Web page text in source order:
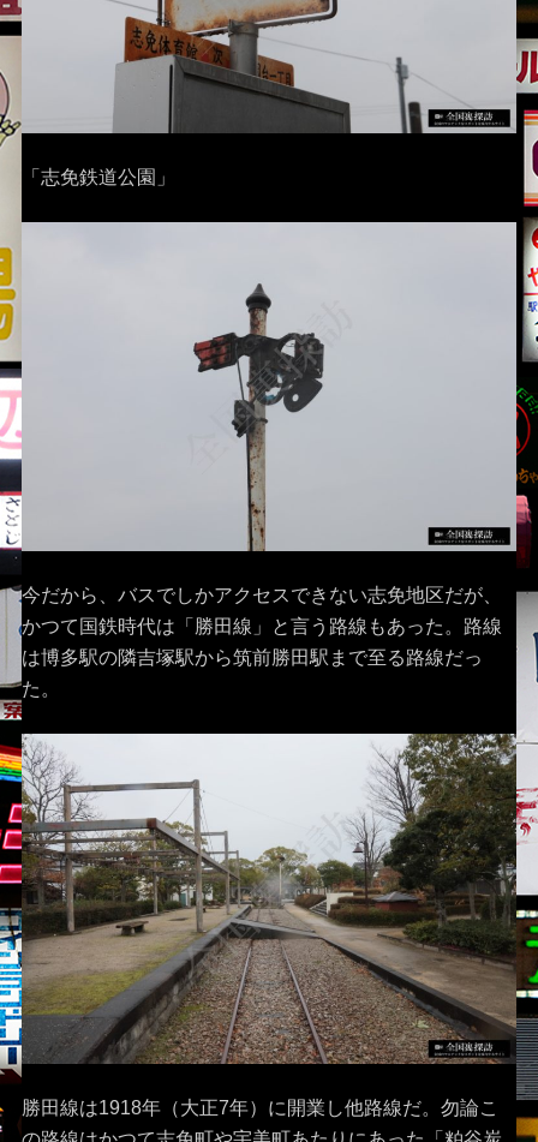
「志免鉄道公園」
今だから、バスでしかアクセスできない志免地区だが、
かつて国鉄時代は「勝田線」と言う路線もあった。路線
は博多駅の隣吉塚駅から筑前勝田駅まで至る路線だっ
た。
勝田線は1918年（大正7年）に開業し他路線だ。勿論こ